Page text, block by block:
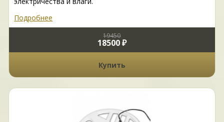
Подробнее
19450
18500 ₽
Купить